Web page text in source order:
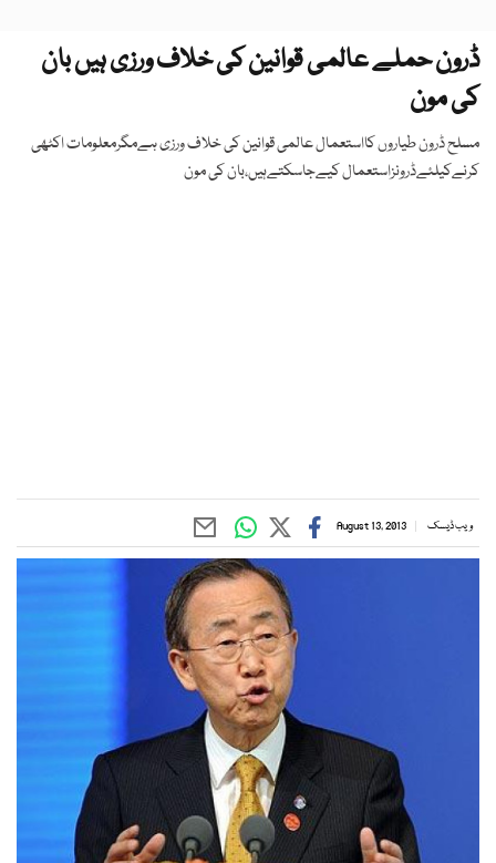
ڈرون حملے عالمی قوانین کی خلاف ورزی ہیں بان
کی مون
مسلح ڈرون طیاروں کااستعمال عالمی قوانین کی خلاف ورزی ہےمگرمعلومات اکٹھی
کرنےکیلئےڈرونزاستعمال کیےجاسکتےہیں،بان کی مون
ویب ڈیسک August 13, 2013